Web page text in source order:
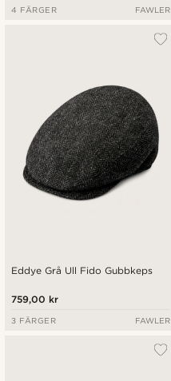
4 FÄRGER FAWLER
Eddye Grå Ull Fido Gubbkeps
759,00 kr
3 FÄRGER FAWLER